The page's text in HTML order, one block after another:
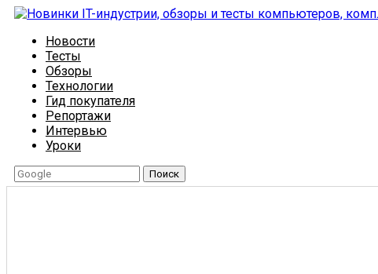
Новости
Тесты
Обзоры
Технологии
Гид покупателя
Репортажи
Интервью
Уроки
Поиск